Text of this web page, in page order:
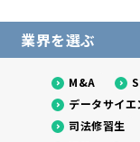
業界を選ぶ
M&A
データサイエ
司法修習生